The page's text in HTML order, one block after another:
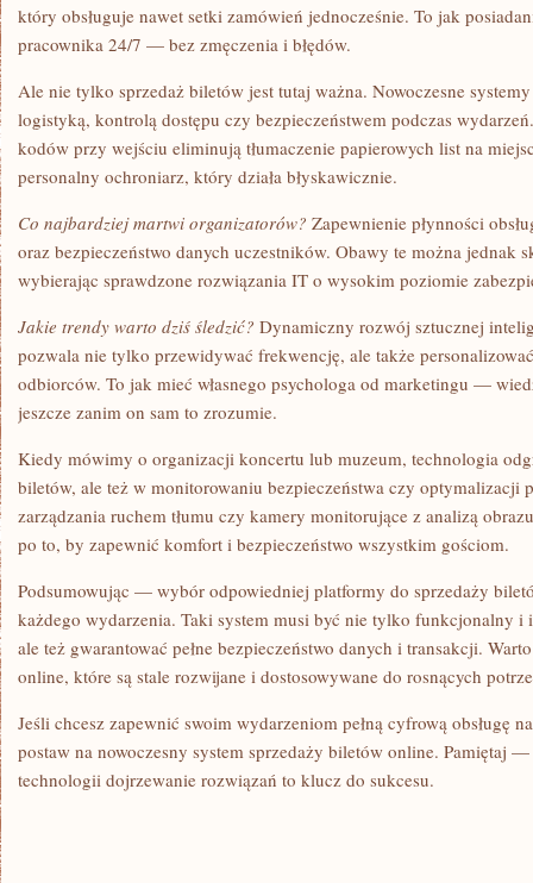
który obsługuje nawet setki zamówień jednocześnie. To jak
pracownika 24/7 — bez zmęczenia i błędów.
Ale nie tylko sprzedaż biletów jest tutaj ważna. Nowoczesne
logistyką, kontrolą dostępu czy bezpieczeństwem podczas
kodów przy wejściu eliminują tłumaczenie papierowych list na
personalny ochroniarz, który działa błyskawicznie.
Co najbardziej martwi organizatorów? Zapewnienie płynności
oraz bezpieczeństwo danych uczestników. Obawy te można jednak
wybierając sprawdzone rozwiązania IT o wysokim poziomie
Jakie trendy warto dziś śledzić? Dynamiczny rozwój sztucznej
pozwala nie tylko przewidywać frekwencję, ale także
odbiorców. To jak mieć własnego psychologa od marketingu —
jeszcze zanim on sam to zrozumie.
Kiedy mówimy o organizacji koncertu lub muzeum, technologia
biletów, ale też w monitorowaniu bezpieczeństwa czy optymalizacji
zarządzania ruchem tłumu czy kamery monitorujące z analizą
po to, by zapewnić komfort i bezpieczeństwo wszystkim gościom.
Podsumowując — wybór odpowiedniej platformy do sprzedaży
każdego wydarzenia. Taki system musi być nie tylko funkcjonalny
ale też gwarantować pełne bezpieczeństwo danych i transakcji.
online, które są stale rozwijane i dostosowywane do rosnących
Jeśli chcesz zapewnić swoim wydarzeniom pełną cyfrową obsługę
postaw na nowoczesny system sprzedaży biletów online. Pamiętaj
technologii dojrzewanie rozwiązań to klucz do sukcesu.